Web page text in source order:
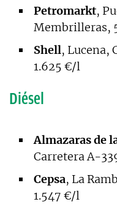
Petromarkt,
Membrilleras,
Shell, Lucena,
1.625 €/l
Diésel
Almazaras de
Carretera A-
Cepsa, La
1.547 €/l